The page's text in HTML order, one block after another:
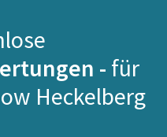
- für
Heckelberg